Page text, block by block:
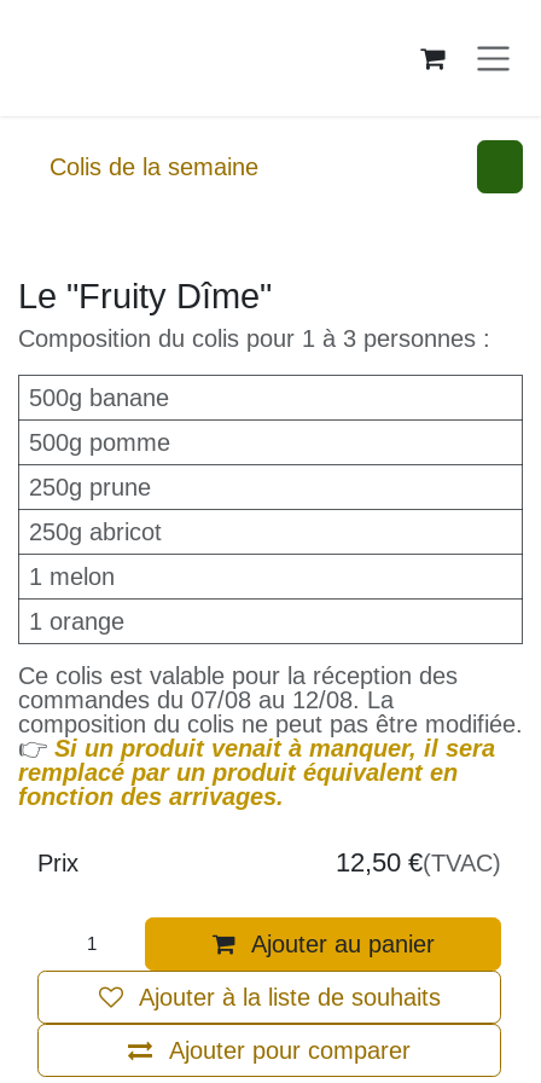
Colis de la semaine
Le "Fruity Dîme"
Composition du colis pour 1 à 3 personnes :
500g banane
500g pomme
250g prune
250g abricot
1 melon
1 orange
Ce colis est valable pour la réception des
commandes du 07/08 au 12/08. La
composition du colis ne peut pas être modifiée.
👉 Si un produit venait à manquer, il sera
remplacé par un produit équivalent en
fonction des arrivages.
Ajouter au panier
Ajouter pour comparer
Ajouter à la liste de souhaits
Prix 12,50 €(TVAC)